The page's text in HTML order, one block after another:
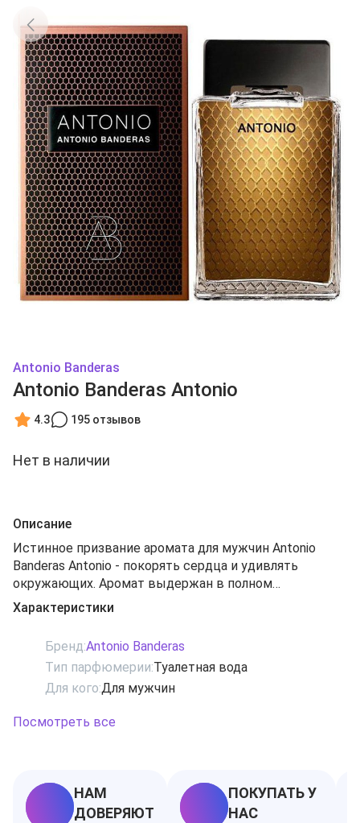
Antonio Banderas
Antonio Banderas Antonio
4.3 195 отзывов
Нет в наличии
Описание
Истинное призвание аромата для мужчин Antonio
Banderas Antonio - покорять сердца и удивлять
окружающих. Аромат выдержан в полном
соответствии философии бренда и отражает
уверенность, зрелость и опыт своего обладателя,
Antonio знает цену своим словам, чувствам и
окружающим его людям, покоряя своей внутренней
силой и знаниями. Композиция построена на нотах
древесины и лимона.
Характеристики
Бренд:Antonio Banderas
Тип парфюмерии:Туалетная вода
Для кого:Для мужчин
Посмотреть все
НАМ
ДОВЕРЯЮТ
ПОКУПАТЬ У
НАС